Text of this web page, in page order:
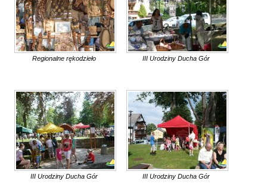
Regionalne rękodzieło III Urodziny Ducha Gór
III Urodziny Ducha Gór III Urodziny Ducha Gór